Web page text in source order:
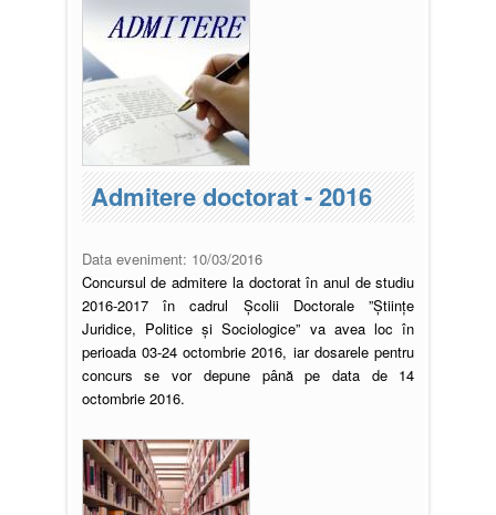
Admitere doctorat - 2016
Data eveniment: 10/03/2016
Concursul de admitere la doctorat în anul de studiu
2016-2017 în cadrul Școlii Doctorale ”Științe
Juridice, Politice și Sociologice” va avea loc în
perioada 03-24 octombrie 2016, iar dosarele pentru
concurs se vor depune până pe data de 14
octombrie 2016.